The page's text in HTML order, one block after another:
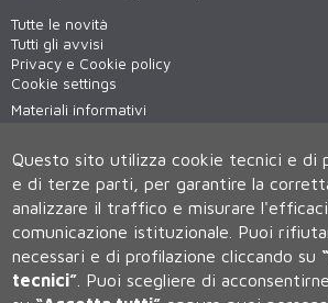
Tutte le novità
Tutti gli avvisi
Privacy e Cookie policy
Cookie settings
Materiali informativi
WiFi - unisiWireless
Questo sito utilizza cookie tecnici e di
e di terze parti, per garantire la
analizzare il traffico e misurare
comunicazione istituzionale. Puoi
necessari e di profilazione cliccando su
tecnici” Puoi scegliere di